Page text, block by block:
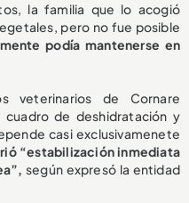
la familia que lo acogió
pero no fue posible
podía mantenerse en
veterinarios de Cornare
de deshidratación y
casi exclusivamenete
“estabilización inmediata
según expresó la entidad